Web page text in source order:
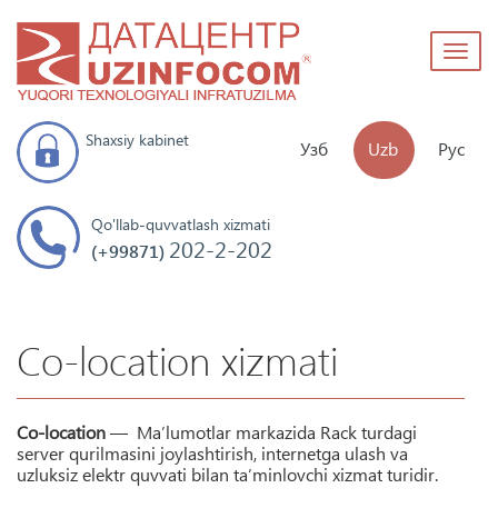
Узб Uzb Рус
Shaxsiy kabinet
Qo'llab-quvvatlash xizmati
(+99871) 202-2-202
Co-location xizmati
Co-location— Ma’lumotlar markazida Rack turdagi
server qurilmasini joylashtirish, internetga ulash va
uzluksiz elektr quvvati bilan ta’minlovchi xizmat turidir.